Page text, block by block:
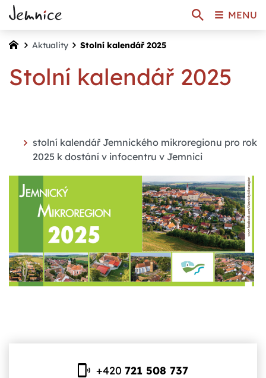
Aktuality Stolní kalendář 2025
Stolní kalendář 2025
stolní kalendář Jemnického mikroregionu pro rok
2025 k dostání v infocentru v Jemnici
+420721 508 737
MENU